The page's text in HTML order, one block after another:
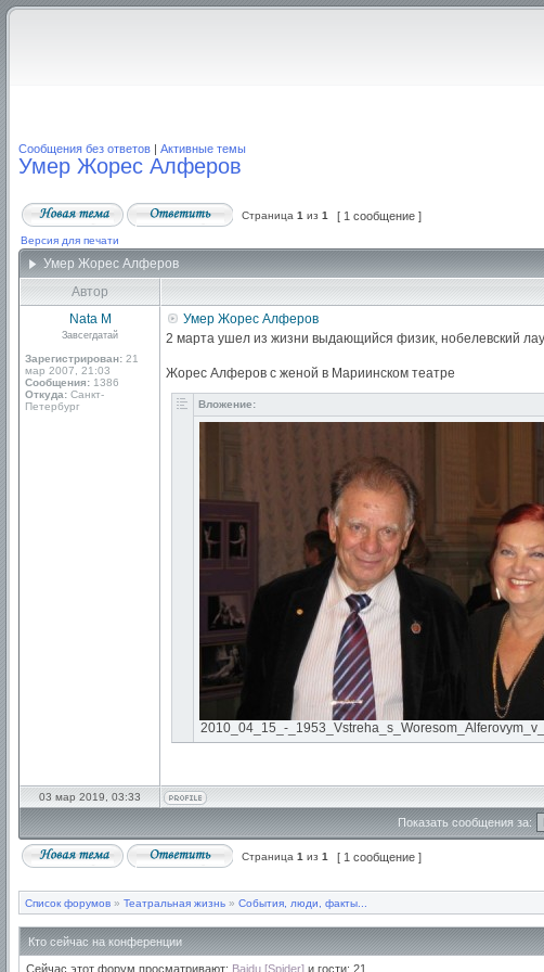
Сообщения без ответов | Активные темы
Умер Жорес Алферов
Страница 1 из 1 [ 1 сообщение ]
Версия для печати
Умер Жорес Алферов
Автор
Nata M
Завсегдатай
Зарегистрирован: 21
мар 2007, 21:03
Сообщения: 1386
Откуда: Санкт-
Петербург
Умер Жорес Алферов
2 марта ушел из жизни выдающийся физик, нобелевский
Жорес Алферов с женой в Мариинском театре
Вложение:
2010_04_15_-
03 мар 2019, 03:33
Показать сообщения за:
Страница 1 из 1 [ 1 сообщение ]
Список форумов » Театральная жизнь » События, люди, факты...
Кто сейчас на конференции
Сейчас этот форум просматривают: Baidu [Spider] и гости: 21